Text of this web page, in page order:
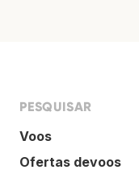
PESQUISAR
Voos
Ofertas devoos